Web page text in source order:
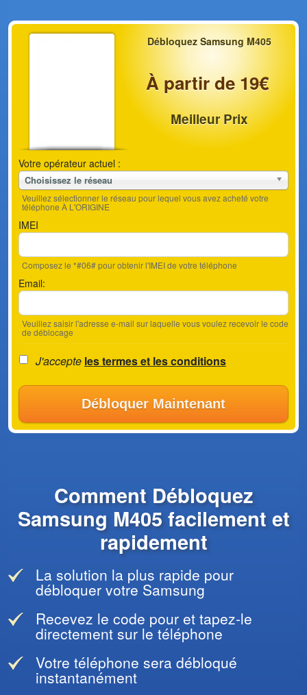
Débloquez Samsung M405
À partir de 19€
Meilleur Prix
Votre opérateur actuel :
Choisissez le réseau
Veuillez sélectionner le réseau pour lequel vous avez acheté votre
téléphone À L'ORIGINE
IMEI
Composez le *#06# pour obtenir l'IMEI de votre téléphone
Email:
Veuillez saisir l'adresse e-mail sur laquelle vous voulez recevoir le code
de déblocage
J'accepte les termes et les conditions
Débloquer Maintenant
Comment Débloquez
Samsung M405 facilement et
rapidement
La solution la plus rapide pour
débloquer votre Samsung
Recevez le code pour et tapez-le
directement sur le téléphone
Votre téléphone sera débloqué
instantanément